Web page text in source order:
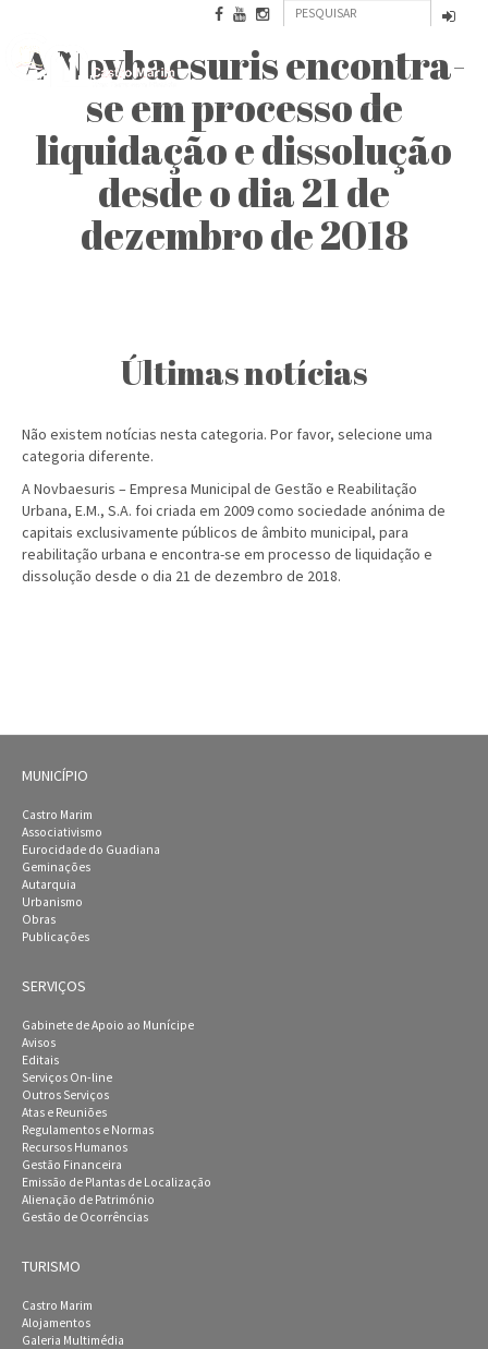
conteúdo
Formulário
de
pesquisa
NOVBAESURIS
A Novbaesuris encontra-
se em processo de
liquidação e dissolução
desde o dia 21 de
dezembro de 2018
Últimas notícias
Não existem notícias nesta categoria. Por favor, selecione uma
categoria diferente.
A Novbaesuris – Empresa Municipal de Gestão e Reabilitação
Urbana, E.M., S.A. foi criada em 2009 como sociedade anónima de
capitais exclusivamente públicos de âmbito municipal, para
reabilitação urbana e encontra-se em processo de liquidação e
dissolução desde o dia 21 de dezembro de 2018.
MUNICÍPIO
Castro Marim
Associativismo
Eurocidade do Guadiana
Geminações
Autarquia
Urbanismo
Obras
Publicações
SERVIÇOS
Gabinete de Apoio ao Munícipe
Avisos
Editais
Serviços On-line
Outros Serviços
Atas e Reuniões
Regulamentos e Normas
Recursos Humanos
Gestão Financeira
Emissão de Plantas de Localização
Alienação de Património
Gestão de Ocorrências
TURISMO
Castro Marim
Alojamentos
Galeria Multimédia